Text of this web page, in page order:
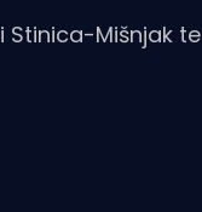
Mišnjak